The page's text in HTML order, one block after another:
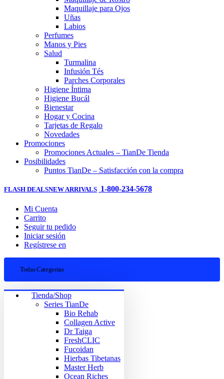
Maquillaje para Ojos
Uñas
Labios
Perfumes
Manos y Pies
Salud
Turmalina
Infusión Tés
Parches Corporales
Higiene Íntima
Higiene Bucál
Bienestar
Hogar y Cocina
Tarjetas de Regalo
Novedades
Promociones
Promociones Actuales – TianDe Tienda
Posibilidades
Puntos TianDe – Satisfacción con la compra
FLASH DEALSNEW ARRIVALS 1-800-234-5678
Mi Cuenta
Carrito
Seguir tu pedido
Iniciar sesión
Regístrese en
Todas Categorias
Tienda/Shop
Series TianDe
Bio Rehab
Collagen Active
Dr Taiga
FreshCLIC
Fucoidan
Hierbas Tibetanas
Master Herb
Ocean Riches